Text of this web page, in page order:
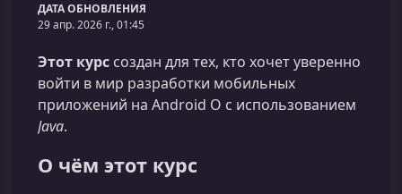
ДАТА ОБНОВЛЕНИЯ
29 апр. 2026 г., 01:45
Этот курс создан для тех, кто хочет уверенно
войти в мир разработки мобильных
приложений на Android O с использованием
Java.
О чём этот курс